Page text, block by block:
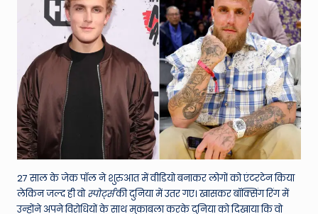
27 साल के जेक पॉल ने शुरुआत में वीडियो बनाकर लोगों को एंटरटेन किया
लेकिन जल्द ही वोस्पोर्ट्सकी दुनिया में उतर गए। खासकर बॉक्सिंग रिंग में
उन्होंने अपने विरोधियों के साथ मुकाबला करके दुनिया को दिखाया कि वो